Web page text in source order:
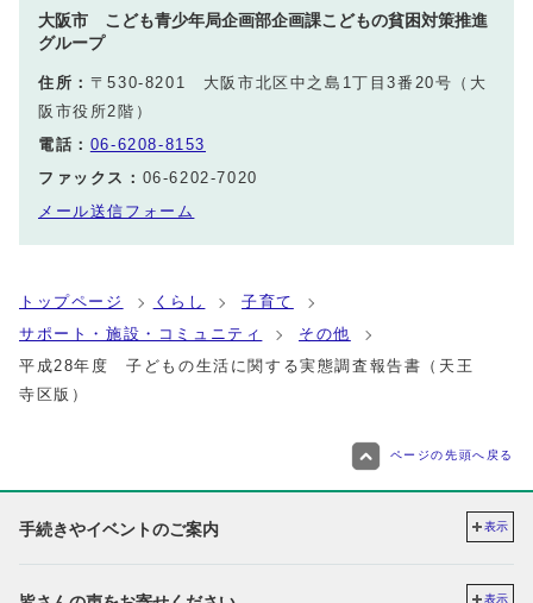
大阪市 こども青少年局企画部企画課こどもの貧困対策推進
グループ
住所： 〒530-8201 大阪市北区中之島1丁目3番20号（大
阪市役所2階）
電話： 06-6208-8153
ファックス： 06-6202-7020
メール送信フォーム
トップページ くらし
子育て
サポート・施設・コミュニティ
その他
平成28年度 子どもの生活に関する実態調査報告書（天王
寺区版）
ページの先頭へ戻る
手続きやイベントのご案内 表示
表示